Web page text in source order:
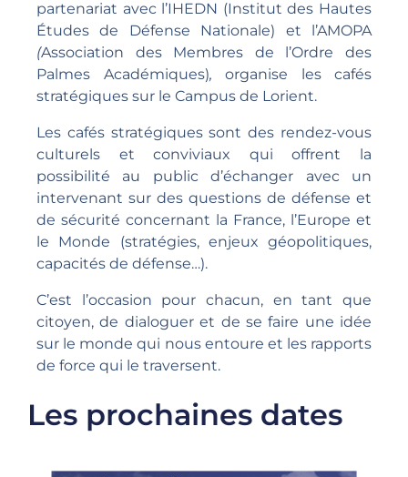
partenariat avec l’IHEDN (Institut des Hautes
Études de Défense Nationale) et l’AMOPA
(Association des Membres de l’Ordre des
Palmes Académiques), organise les cafés
stratégiques sur le Campus de Lorient.
Les cafés stratégiques sont des rendez-vous
culturels et conviviaux qui offrent la
possibilité au public d’échanger avec un
intervenant sur des questions de défense et
de sécurité concernant la France, l’Europe et
le Monde (stratégies, enjeux géopolitiques,
capacités de défense…).
C’est l’occasion pour chacun, en tant que
citoyen, de dialoguer et de se faire une idée
sur le monde qui nous entoure et les rapports
de force qui le traversent.
Les prochaines dates